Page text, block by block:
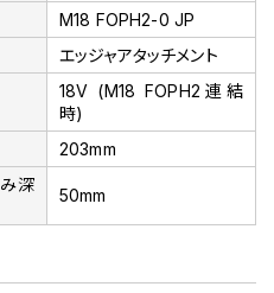
M18 FOPH2-0 JP
エッジャアタッチメント
18V (M18 FOPH2連結
時)
203mm
深
50mm